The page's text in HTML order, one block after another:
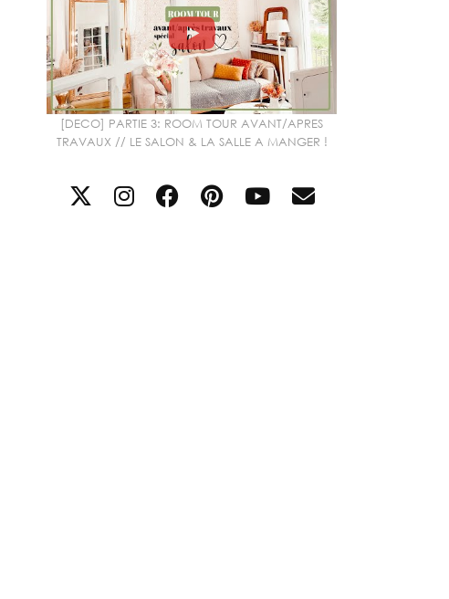
[DECO] PARTIE 3: ROOM TOUR AVANT/APRES
TRAVAUX // LE SALON & LA SALLE A MANGER !